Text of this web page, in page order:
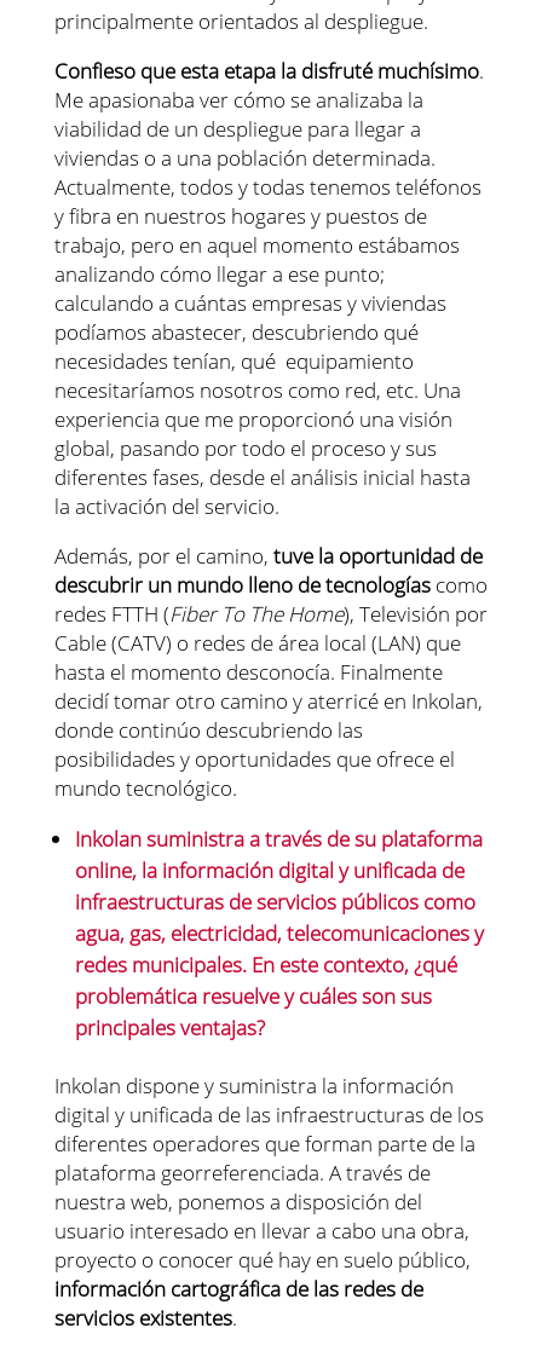
principalmente orientados al despliegue.
Confieso que esta etapa la disfruté muchísimo.
Me apasionaba ver cómo se analizaba la
viabilidad de un despliegue para llegar a
viviendas o a una población determinada.
Actualmente, todos y todas tenemos teléfonos
y fibra en nuestros hogares y puestos de
trabajo, pero en aquel momento estábamos
analizando cómo llegar a ese punto;
calculando a cuántas empresas y viviendas
podíamos abastecer, descubriendo qué
necesidades tenían, qué equipamiento
necesitaríamos nosotros como red, etc. Una
experiencia que me proporcionó una visión
global, pasando por todo el proceso y sus
diferentes fases, desde el análisis inicial hasta
la activación del servicio.
Además, por el camino, tuve la oportunidad de
descubrir un mundo lleno de tecnologías como
redes FTTH (Fiber To The Home), Televisión por
Cable (CATV) o redes de área local (LAN) que
hasta el momento desconocía. Finalmente
decidí tomar otro camino y aterricé en Inkolan,
donde continúo descubriendo las
posibilidades y oportunidades que ofrece el
mundo tecnológico.
Inkolan suministra a través de su plataforma
online, la información digital y unificada de
infraestructuras de servicios públicos como
agua, gas, electricidad, telecomunicaciones y
redes municipales. En este contexto, ¿qué
problemática resuelve y cuáles son sus
principales ventajas?
Inkolan dispone y suministra la información
digital y unificada de las infraestructuras de los
diferentes operadores que forman parte de la
plataforma georreferenciada. A través de
nuestra web, ponemos a disposición del
usuario interesado en llevar a cabo una obra,
proyecto o conocer qué hay en suelo público,
información cartográfica de las redes de
servicios existentes.